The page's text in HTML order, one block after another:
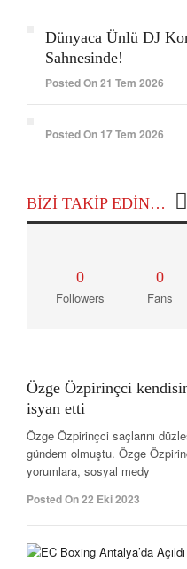
Dünyaca Ünlü DJ
Sahnesinde!
Posted On 21 Tem 2026
Posted On 17 Tem 2026
BIZI TAKIP EDIN…
0
Followers
0
Fans
Özge Özpirinçci
isyan etti
Özge Özpirinçci saçlarını
gündem olmuştu. Özge
yorumlara, sosyal medy
Posted On 22 Eki 2023